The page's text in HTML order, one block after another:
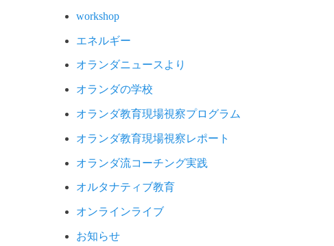
workshop
エネルギー
オランダニュースより
オランダの学校
オランダ教育現場視察プログラム
オランダ教育現場視察レポート
オランダ流コーチング実践
オルタナティブ教育
オンラインライブ
お知らせ